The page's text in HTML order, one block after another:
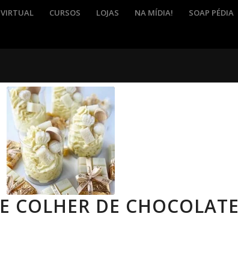
VIRTUAL CURSOS LOJAS NA MÍDIA! SOAP PÉDIA
COLHER DE CHOCOLATE